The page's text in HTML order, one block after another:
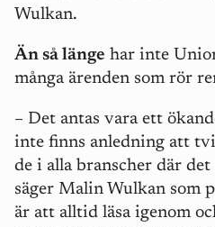
Wulkan.
Än så länge har inte
många ärenden som rör
– Det antas vara ett
inte finns anledning att
de i alla branscher där
säger Malin Wulkan som
är att alltid läsa igenom